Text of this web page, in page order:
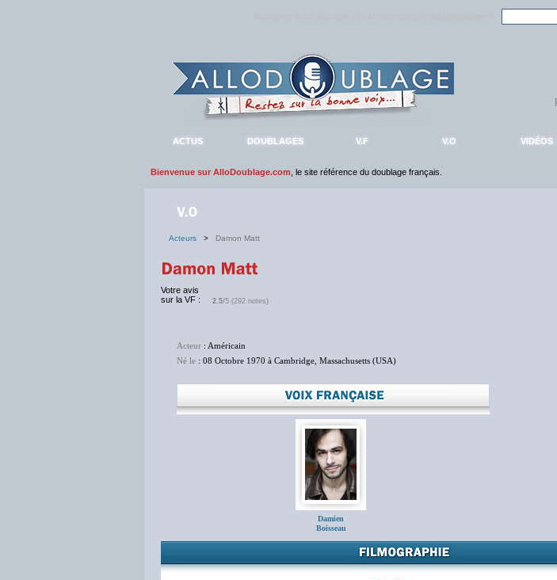
ACTUS DOUBLAGES V.F V.O VIDÉOS
Bienvenue sur AlloDoublage.com , le site référence du doublage français.
Acteurs > Damon Matt
Votre avis
sur la VF :
2.5/5 (292 notes)
Acteur : Américain
Né le : 08 Octobre 1970 à Cambridge, Massachusetts (USA)
Damien
Boisseau